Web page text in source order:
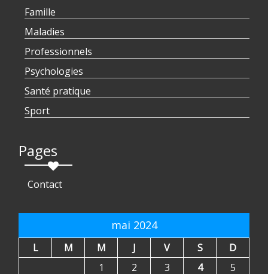
Famille
Maladies
Professionnels
Psychologies
Santé pratique
Sport
Pages
Contact
mai 2024
L M M J V S
D
1
2 3 4 5